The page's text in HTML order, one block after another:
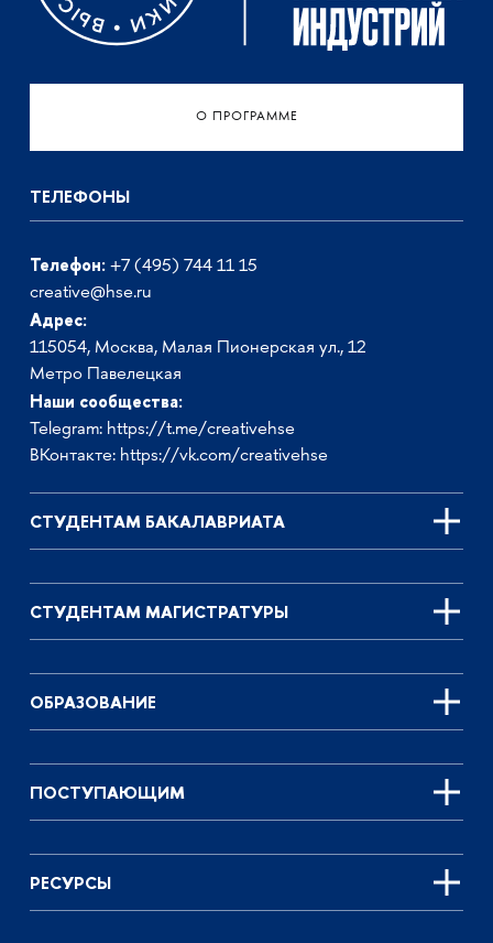
О ПРОГРАММЕ
ТЕЛЕФОНЫ
Телефон: +7 (495) 744 11 15
creative@hse.ru
Адрес:
115054, Москва, Малая Пионерская ул., 12
Метро Павелецкая
Наши сообщества:
Telegram: https://t.me/creativehse
ВКонтакте: https://vk.com/creativehse
СТУДЕНТАМ БАКАЛАВРИАТА
СТУДЕНТАМ МАГИСТРАТУРЫ
ОБРАЗОВАНИЕ
ПОСТУПАЮЩИМ
РЕСУРСЫ